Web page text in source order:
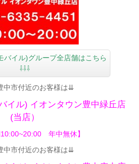
バイル)グループ全店舗はこちら
⇩⇩⇩
中市付近のお客様は⇊
イル) イオンタウン豊中緑丘店
(当店）
10:00~20:00 年中無休】
中市付近のお客様は⇊